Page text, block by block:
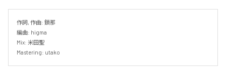
作詞, 作曲: 鎖那
編曲: higma
Mix: 米田聖
Mastering: utako